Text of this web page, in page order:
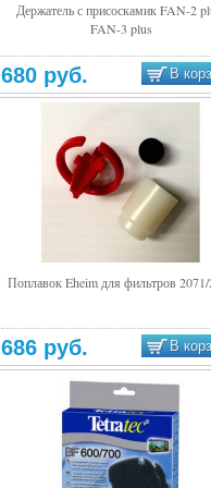
Держатель с присоскамик FAN-2
FAN-3 plus
680 руб. В
Поплавок Eheim для фильтров
686 руб. В